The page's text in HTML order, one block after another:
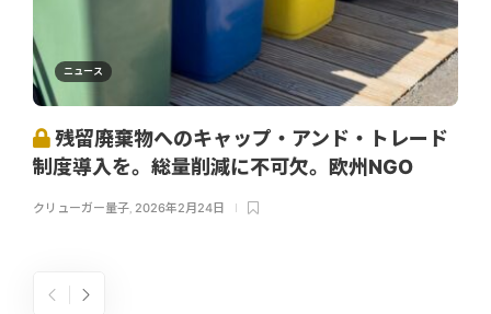
ニュース
残留廃棄物へのキャップ・アンド・トレード
制度導入を。総量削減に不可欠。欧州NGO
クリューガー量子, 2026年2月24日